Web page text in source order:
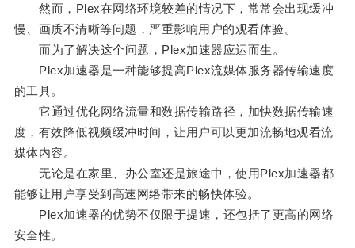
然而，Plex在网络环境较差的情况下，常常会出现缓冲
慢、画质不清晰等问题，严重影响用户的观看体验。
而为了解决这个问题，Plex加速器应运而生。
Plex加速器是一种能够提高Plex流媒体服务器传输速度
的工具。
它通过优化网络流量和数据传输路径，加快数据传输速
度，有效降低视频缓冲时间，让用户可以更加流畅地观看流
媒体内容。
无论是在家里、办公室还是旅途中，使用Plex加速器都
能够让用户享受到高速网络带来的畅快体验。
Plex加速器的优势不仅限于提速，还包括了更高的网络
安全性。